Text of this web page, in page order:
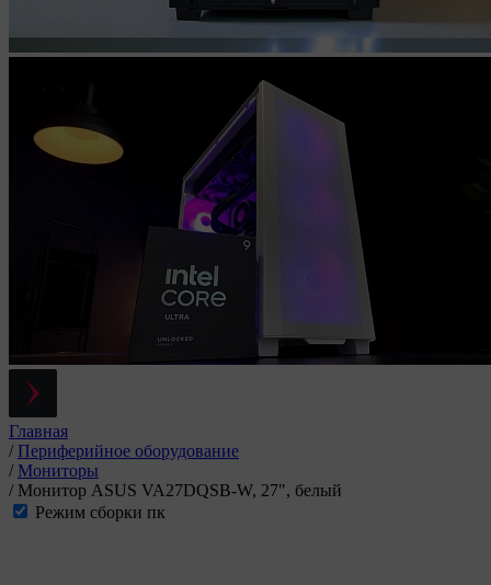
Главная
/ Периферийное оборудование
/ Мониторы
/ Монитор ASUS VA27DQSB-W, 27", белый
Режим сборки пк